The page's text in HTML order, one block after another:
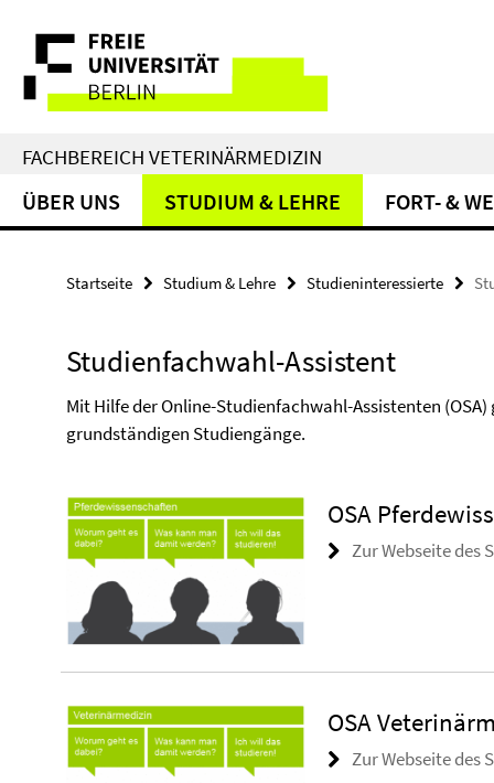
direkt
Inhalt
Service-
Navigation
FACHBEREICH VETERINÄRMEDIZIN
ÜBER UNS STUDIUM & LEHRE FORT- &
Startseite Studium & Lehre Studieninteressierte
Studienfachwahl-Assistent
Mit Hilfe der Online-Studienfachwahl-Assistenten
grundständigen Studiengänge.
OSA
Zur Webseite des
OSA
Zur Webseite des